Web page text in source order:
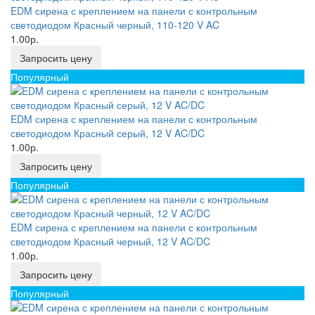
EDM сирена с креплением на панели с контрольным
светодиодом Красный черный, 110-120 V AC
1.00р.
Запросить цену
Популярный
EDM сирена с креплением на панели с контрольным
светодиодом Красный серый, 12 V AC/DC
1.00р.
Запросить цену
Популярный
EDM сирена с креплением на панели с контрольным
светодиодом Красный черный, 12 V AC/DC
1.00р.
Запросить цену
Популярный